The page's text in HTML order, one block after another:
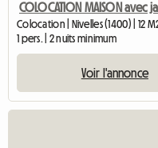
Colocation | Nivelles (1400) | 12
1 pers. | 2 nuits minimum
Voir l'annonce